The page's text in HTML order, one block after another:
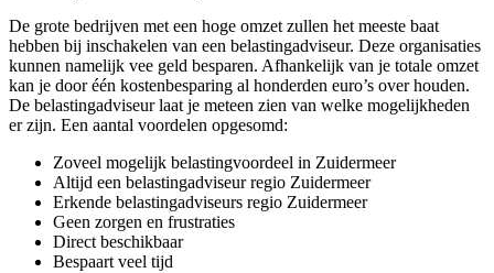
De grote bedrijven met een hoge omzet zullen het meeste baat
hebben bij inschakelen van een belastingadviseur. Deze organisaties
kunnen namelijk vee geld besparen. Afhankelijk van je totale omzet
kan je door één kostenbesparing al honderden euro’s over houden.
De belastingadviseur laat je meteen zien van welke mogelijkheden
er zijn. Een aantal voordelen opgesomd:
Zoveel mogelijk belastingvoordeel in Zuidermeer
Altijd een belastingadviseur regio Zuidermeer
Erkende belastingadviseurs regio Zuidermeer
Geen zorgen en frustraties
Direct beschikbaar
Bespaart veel tijd